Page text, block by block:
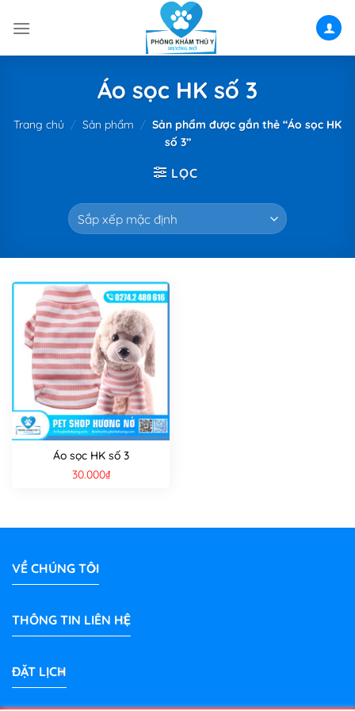
Áo sọc HK số 3
Trang chủ / Sản phẩm / Sản phẩm được gắn thẻ “Áo sọc HK
số 3”
LỌC
Áo sọc HK số 3
30.000₫
VỀ CHÚNG TÔI
THÔNG TIN LIÊN HỆ
ĐẶT LỊCH